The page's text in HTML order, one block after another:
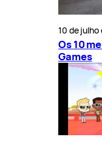
10 de julho
Os 10
Games